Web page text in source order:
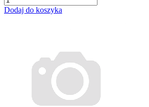
Dodaj do koszyka